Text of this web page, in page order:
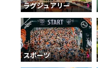
ラグジュアリー
スポーツ